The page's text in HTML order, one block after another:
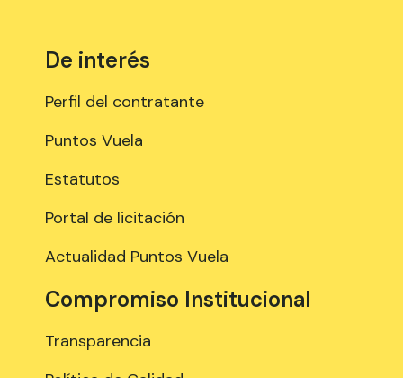
De interés
Perfil del contratante
Puntos Vuela
Estatutos
Portal de licitación
Actualidad Puntos Vuela
Compromiso Institucional
Transparencia